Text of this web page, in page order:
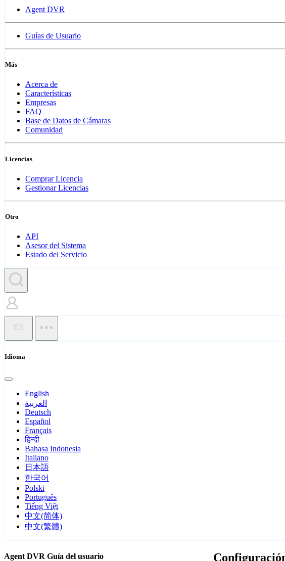
Agent DVR
Guías de Usuario
Más
Acerca de
Características
Empresas
FAQ
Base de Datos de Cámaras
Comunidad
Licencias
Comprar Licencia
Gestionar Licencias
Otro
API
Asesor del Sistema
Estado del Servicio
ES
Idioma
English
العربية
Deutsch
Español
Français
हिन्दी
Bahasa Indonesia
Italiano
日本語
한국어
Polski
Português
Tiếng Việt
中文(简体)
中文(繁體)
Agent DVR Guía del usuario